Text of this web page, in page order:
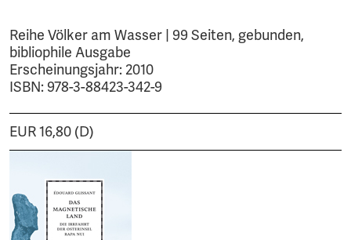
Reihe Völker am Wasser | 99 Seiten, gebunden,
bibliophile Ausgabe
Erscheinungsjahr: 2010
ISBN: 978-3-88423-342-9
EUR 16,80 (D)